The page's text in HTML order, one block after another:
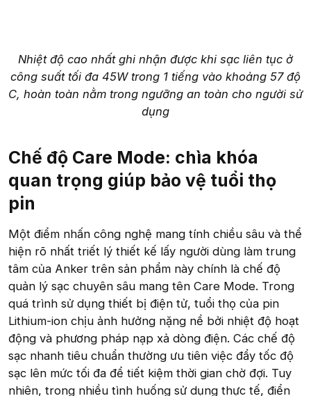
Nhiệt độ cao nhất ghi nhận được khi sạc liên tục ở
công suất tối đa 45W trong 1 tiếng vào khoảng 57 độ
C, hoàn toàn nằm trong ngưỡng an toàn cho người sử
dụng
Chế độ Care Mode: chìa khóa
quan trọng giúp bảo vệ tuổi thọ
pin
Một điểm nhấn công nghệ mang tính chiều sâu và thể
hiện rõ nhất triết lý thiết kế lấy người dùng làm trung
tâm của Anker trên sản phẩm này chính là chế độ
quản lý sạc chuyên sâu mang tên Care Mode. Trong
quá trình sử dụng thiết bị điện tử, tuổi thọ của pin
Lithium-ion chịu ảnh hưởng nặng nề bởi nhiệt độ hoạt
động và phương pháp nạp xả dòng điện. Các chế độ
sạc nhanh tiêu chuẩn thường ưu tiên việc đẩy tốc độ
sạc lên mức tối đa để tiết kiệm thời gian chờ đợi. Tuy
nhiên, trong nhiều tình huống sử dụng thực tế, điển